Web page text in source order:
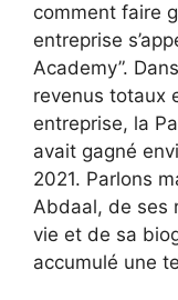
comment faire
entreprise
Academy”.
revenus totaux
entreprise, la
avait gagné
2021. Parlons
Abdaal, de ses
vie et de sa
accumulé une